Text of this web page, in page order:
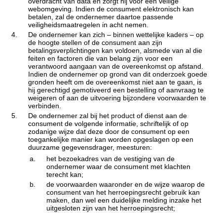
webomgeving. Indien de consument elektronisch kan
betalen, zal de ondernemer daartoe passende
veiligheidsmaatregelen in acht nemen.
4.
De ondernemer kan zich – binnen wettelijke kaders – op
de hoogte stellen of de consument aan zijn
betalingsverplichtingen kan voldoen, alsmede van al die
feiten en factoren die van belang zijn voor een
verantwoord aangaan van de overeenkomst op afstand.
Indien de ondernemer op grond van dit onderzoek goede
gronden heeft om de overeenkomst niet aan te gaan, is
hij gerechtigd gemotiveerd een bestelling of aanvraag te
weigeren of aan de uitvoering bijzondere voorwaarden te
verbinden.
5.
De ondernemer zal bij het product of dienst aan de
consument de volgende informatie, schriftelijk of op
zodanige wijze dat deze door de consument op een
toegankelijke manier kan worden opgeslagen op een
duurzame gegevensdrager, meesturen:
a.
het bezoekadres van de vestiging van de
ondernemer waar de consument met klachten
terecht kan;
b.
de voorwaarden waaronder en de wijze waarop de
consument van het herroepingsrecht gebruik kan
maken, dan wel een duidelijke melding inzake het
uitgesloten zijn van het herroepingsrecht;